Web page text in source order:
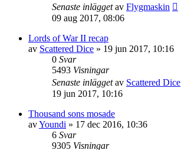
Senaste inläggetav Flygmaskin
09 aug 2017, 08:06
Lords of War II recap
av Scattered Dice » 19 jun 2017, 10:16
0 Svar
5493 Visningar
Senaste inläggetav Scattered Dice
19 jun 2017, 10:16
Thousand sons mosade
avYoundi » 17 dec 2016, 10:36
6 Svar
9305 Visningar